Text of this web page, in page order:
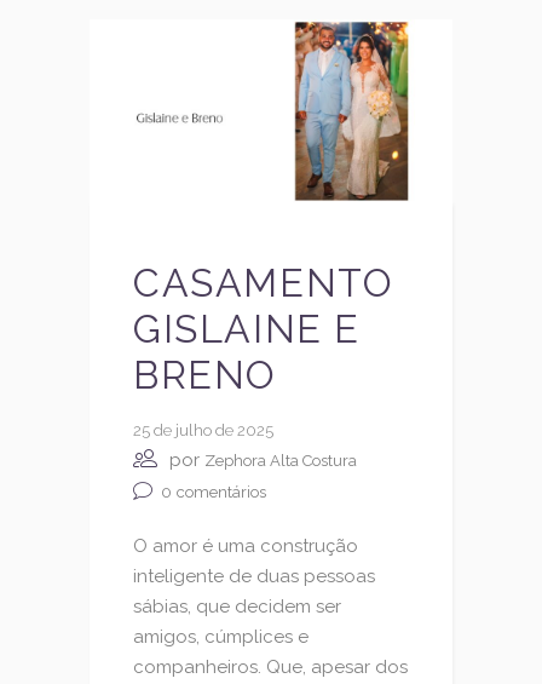
CASAMENTO
GISLAINE E
BRENO
25 de julho de 2025
por Zephora Alta Costura
0 comentários
O amor é uma construção
inteligente de duas pessoas
sábias, que decidem ser
amigos, cúmplices e
companheiros. Que, apesar dos